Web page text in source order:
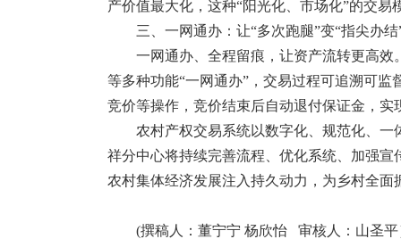
产价值最大化，这种“阳光化、市场化”的交
三、一网通办：让“多次跑腿”变“指尖办结
一网通办、全程留痕，让资产流转更高
等多种功能“一网通办”，交易过程可追溯可
竞价等操作，竞价结束后自动退付保证金，
农村产权交易系统以数字化、规范化、
祥分中心将持续完善流程、优化系统、加强
农村集体经济发展注入持久动力，为乡村全面
(撰稿人：董宁宁 杨欣怡 审核人：山圣平